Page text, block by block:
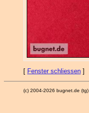
[ Fenster schliessen ]
(c) 2004-2026 bugnet.de (tg)